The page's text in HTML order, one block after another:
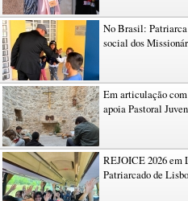
No Brasil:
social dos
Em articulação com
apoia Pastoral
REJOICE 2026 em
Patriarcado de